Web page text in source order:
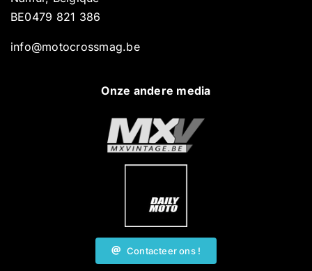
BE0479 821 386
info@motocrossmag.be
Onze andere media
Contacteer ons !